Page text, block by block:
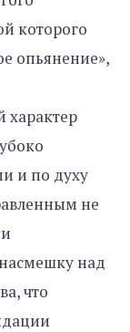
которого
опьянение»,
характер
и по духу
не
над
что